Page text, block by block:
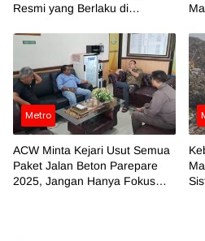
Resmi yang Berlaku di
Metro
ACW Minta Kejari Usut Semua
Paket Jalan Beton Parepare
2025, Jangan Hanya Fokus